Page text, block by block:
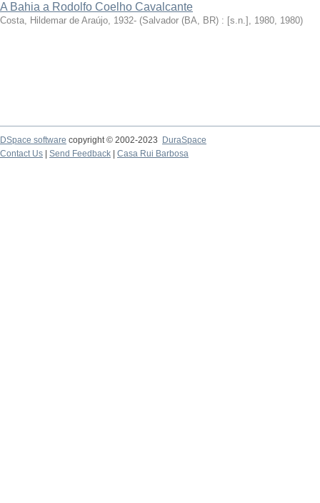
A Bahia a Rodolfo Coelho Cavalcante
Costa, Hildemar de Araújo, 1932- (Salvador (BA, BR) : [s.n.], 1980, 1980)
DSpace software copyright © 2002-2023
DuraSpace
Contact Us
Send Feedback Casa Rui Barbosa